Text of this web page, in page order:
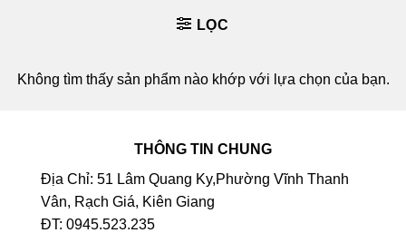
LỌC
Không tìm thấy sản phẩm nào khớp với lựa chọn của bạn.
THÔNG TIN CHUNG
Địa Chỉ: 51 Lâm Quang Ky,Phường Vĩnh Thanh
Vân, Rạch Giá, Kiên Giang
ĐT: 0945.523.235